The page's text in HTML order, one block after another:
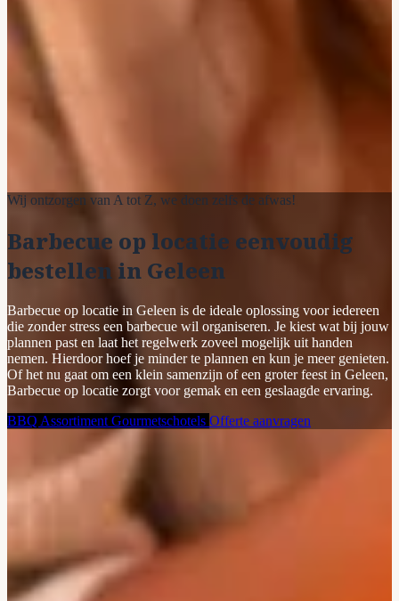
Wij ontzorgen van A tot Z, we doen zelfs de afwas!
Barbecue op locatie eenvoudig
bestellen in Geleen
Barbecue op locatie in Geleen is de ideale oplossing voor iedereen
die zonder stress een barbecue wil organiseren. Je kiest wat bij jouw
plannen past en laat het regelwerk zoveel mogelijk uit handen
nemen. Hierdoor hoef je minder te plannen en kun je meer genieten.
Of het nu gaat om een klein samenzijn of een groter feest in Geleen,
Barbecue op locatie zorgt voor gemak en een geslaagde ervaring.
BBQ Assortiment Gourmetschotels Offerte aanvragen